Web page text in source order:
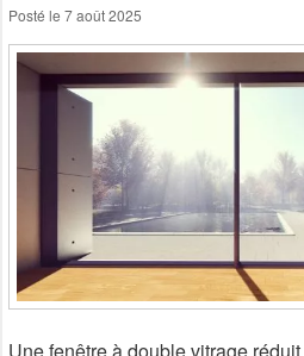
Posté le 7 août 2025
Une fenêtre à double vitrage